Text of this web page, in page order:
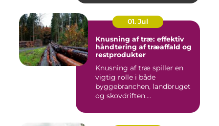
01. Jul
Knusning af træ: effektiv
håndtering af træaffald og
restprodukter
Knusning af træ spiller en
vigtig rolle i både
byggebranchen, landbruget
og skovdriften....